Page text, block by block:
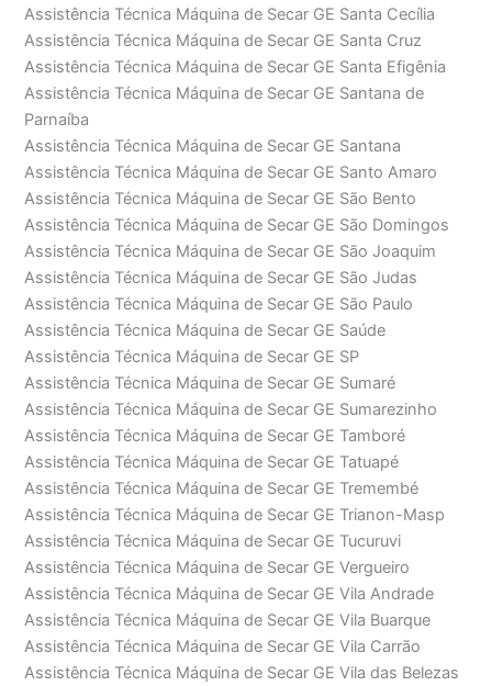
Assistência Técnica Máquina de Secar GE Santa Cecília
Assistência Técnica Máquina de Secar GE Santa Cruz
Assistência Técnica Máquina de Secar GE Santa Efigênia
Assistência Técnica Máquina de Secar GE Santana de
Parnaíba
Assistência Técnica Máquina de Secar GE Santana
Assistência Técnica Máquina de Secar GE Santo Amaro
Assistência Técnica Máquina de Secar GE São Bento
Assistência Técnica Máquina de Secar GE São Domingos
Assistência Técnica Máquina de Secar GE São Joaquim
Assistência Técnica Máquina de Secar GE São Judas
Assistência Técnica Máquina de Secar GE São Paulo
Assistência Técnica Máquina de Secar GE Saúde
Assistência Técnica Máquina de Secar GE SP
Assistência Técnica Máquina de Secar GE Sumaré
Assistência Técnica Máquina de Secar GE Sumarezinho
Assistência Técnica Máquina de Secar GE Tamboré
Assistência Técnica Máquina de Secar GE Tatuapé
Assistência Técnica Máquina de Secar GE Tremembé
Assistência Técnica Máquina de Secar GE Trianon-Masp
Assistência Técnica Máquina de Secar GE Tucuruvi
Assistência Técnica Máquina de Secar GE Vergueiro
Assistência Técnica Máquina de Secar GE Vila Andrade
Assistência Técnica Máquina de Secar GE Vila Buarque
Assistência Técnica Máquina de Secar GE Vila Carrão
Assistência Técnica Máquina de Secar GE Vila das Belezas